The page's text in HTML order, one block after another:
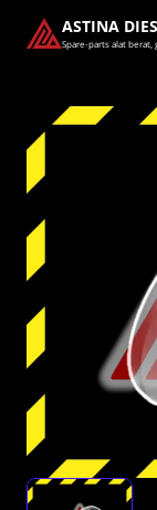
ASTINA
Spare-parts alat berat,
Dengan
dengan